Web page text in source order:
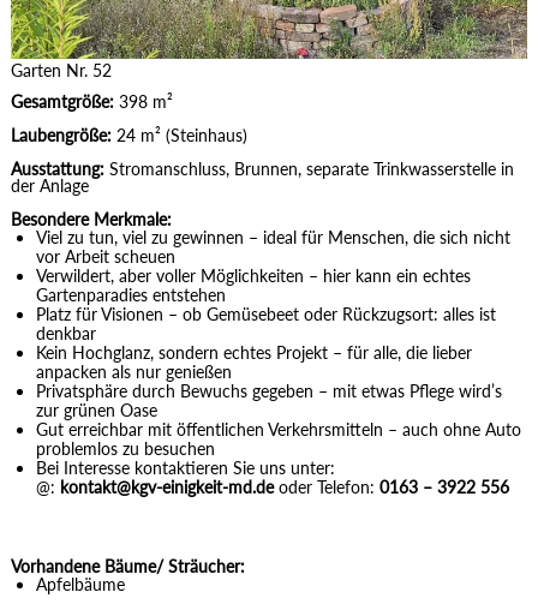
Garten Nr. 52
Gesamtgröße: 398 m²
Laubengröße: 24 m² (Steinhaus)
Ausstattung: Stromanschluss, Brunnen, separate Trinkwasserstelle in
der Anlage
Besondere Merkmale:
Viel zu tun, viel zu gewinnen – ideal für Menschen, die sich nicht
vor Arbeit scheuen
Verwildert, aber voller Möglichkeiten – hier kann ein echtes
Gartenparadies entstehen
Platz für Visionen – ob Gemüsebeet oder Rückzugsort: alles ist
denkbar
Kein Hochglanz, sondern echtes Projekt – für alle, die lieber
anpacken als nur genießen
Privatsphäre durch Bewuchs gegeben – mit etwas Pflege wird’s
zur grünen Oase
Gut erreichbar mit öffentlichen Verkehrsmitteln – auch ohne Auto
problemlos zu besuchen
Bei Interesse kontaktieren Sie uns unter:
@: kontakt@kgv-einigkeit-md.deoder Telefon: 0163 – 3922 556
Vorhandene Bäume/ Sträucher:
Apfelbäume